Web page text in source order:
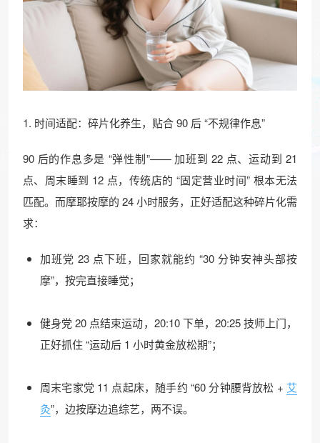
1. 时间适配：碎片化养生，贴合 90 后 “不规律作息”​
90 后的作息多是 “弹性制”—— 加班到 22 点、运动到 21
点、周末睡到 12 点，传统店的 “固定营业时间” 根本无法
匹配。而摩耶按摩的 24 小时服务，正好适配这种碎片化需
求：​
加班党 23 点下班，回家就能约 “30 分钟安神头部按
摩”，按完直接睡觉；​
健身党 20 点结束运动，20:10 下单，20:25 技师上门，
正好抓住 “运动后 1 小时黄金放松期”；​
周末宅家党 11 点起床，随手约 “60 分钟腰背放松 + 艾
灸”，边按摩边追综艺，两不误。​